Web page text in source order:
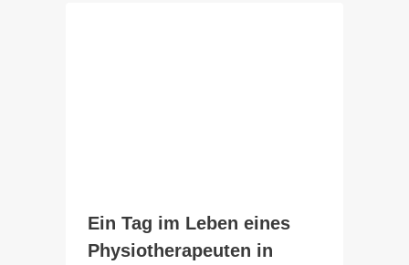
Ein Tag im Leben eines
Physiotherapeuten in